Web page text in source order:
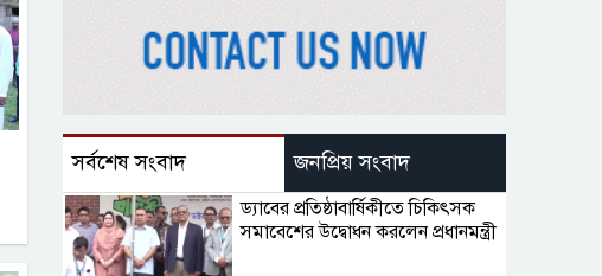
সর্বশেষ সংবাদ জনপ্রিয় সংবাদ
ড্যাবের প্রতিষ্ঠাবার্ষিকীতে চিকিৎসক
সমাবেশের উদ্বোধন করলেন প্রধানমন্ত্রী